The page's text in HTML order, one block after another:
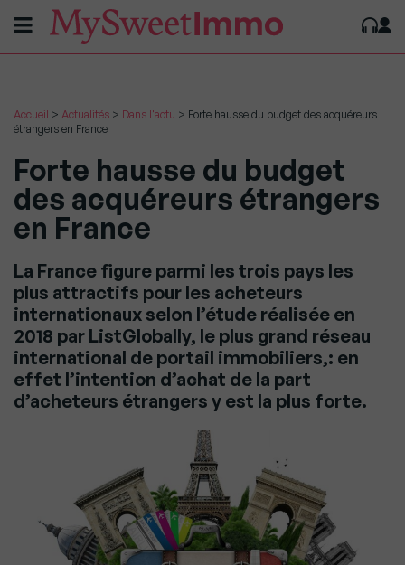
Accueil > Actualités > Dans l'actu > Forte hausse du budget des acquéreurs
étrangers en France
Forte hausse du budget
des acquéreurs étrangers
en France
La France figure parmi les trois pays les
plus attractifs pour les acheteurs
internationaux selon l’étude réalisée en
2018 par ListGlobally, le plus grand réseau
international de portail immobiliers,: en
effet l’intention d’achat de la part
d’acheteurs étrangers y est la plus forte.